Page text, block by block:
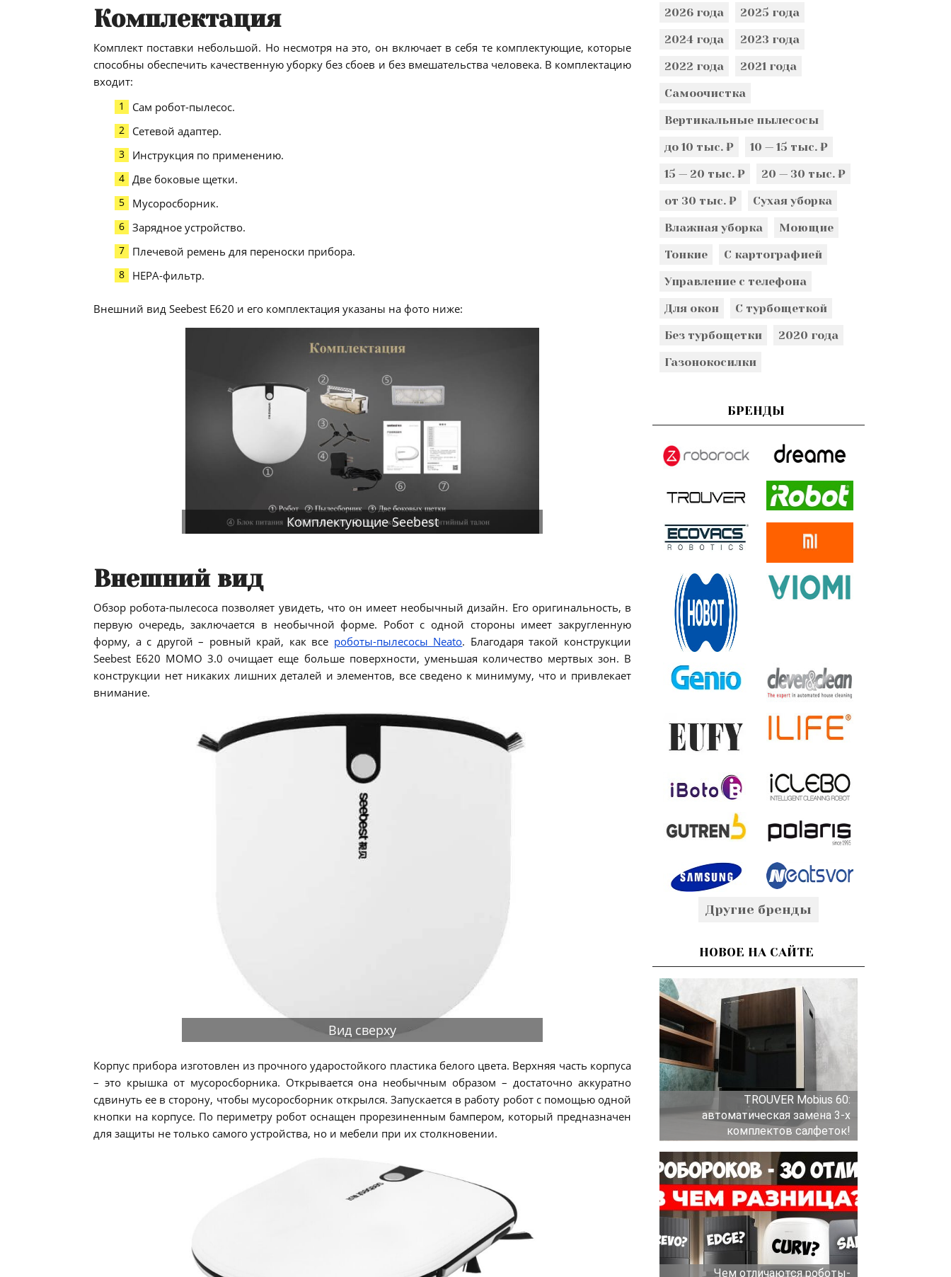
Комплектация
Комплект поставки небольшой. Но несмотря на это, он включает в себя те комплектующие, которые
способны обеспечить качественную уборку без сбоев и без вмешательства человека. В комплектацию
входит:
Сам робот-пылесос.
Сетевой адаптер.
Инструкция по применению.
Две боковые щетки.
Мусоросборник.
Зарядное устройство.
Плечевой ремень для переноски прибора.
НЕРА-фильтр.
Внешний вид Seebest E620 и его комплектация указаны на фото ниже:
Комплектующие Seebest
Внешний вид
Обзор робота-пылесоса позволяет увидеть, что он имеет необычный дизайн. Его оригинальность, в
первую очередь, заключается в необычной форме. Робот с одной стороны имеет закругленную
форму, а с другой – ровный край, как все роботы-пылесосы Neato. Благодаря такой конструкции
Seebest E620 MOMO 3.0 очищает еще больше поверхности, уменьшая количество мертвых зон. В
конструкции нет никаких лишних деталей и элементов, все сведено к минимуму, что и привлекает
внимание.
Вид сверху
Корпус прибора изготовлен из прочного ударостойкого пластика белого цвета. Верхняя часть корпуса
– это крышка от мусоросборника. Открывается она необычным образом – достаточно аккуратно
сдвинуть ее в сторону, чтобы мусоросборник открылся. Запускается в работу робот с помощью одной
кнопки на корпусе. По периметру робот оснащен прорезиненным бампером, который предназначен
для защиты не только самого устройства, но и мебели при их столкновении.
2026 года
2025 года
2024 года
2023 года
2022 года
2021 года
Самоочистка
Вертикальные пылесосы
до 10 тыс. ₽
10 — 15 тыс. ₽
15 — 20 тыс. ₽
20 — 30 тыс. ₽
от 30 тыс. ₽
Сухая уборка
Влажная уборка
Моющие
Тонкие
С картографией
Управление с телефона
Для окон
С турбощеткой
Без турбощетки
2020 года
Газонокосилки
БРЕНДЫ
Другие бренды
НОВОЕ НА САЙТЕ
TROUVER Mobius 60:
автоматическая замена 3-х
комплектов салфеток!
Чем отличаются роботы-